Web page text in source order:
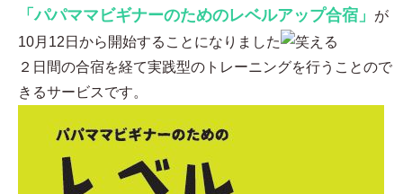
「パパママビギナーのためのレベルアップ合宿」
が
10月12日から開始することになりました
２日間の合宿を経て実践型のトレーニングを行うことので
きるサービスです。